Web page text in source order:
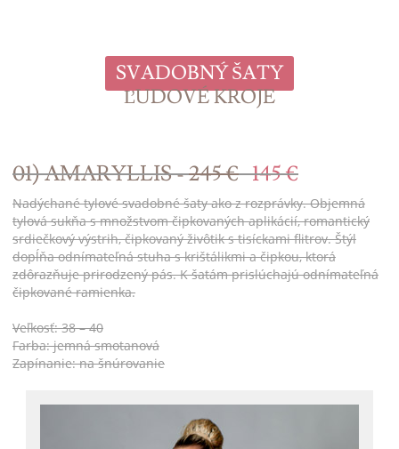
SVADOBNÝ ŠATY
ĽUDOVÉ KROJE
01) AMARYLLIS -245 € 145 €
Nadýchané tylové svadobné šaty ako z rozprávky. Objemná
tylová sukňa s množstvom čipkovaných aplikácií, romantický
srdiečkový výstrih, čipkovaný živôtik s tisíckami flitrov. Štýl
dopĺňa odnímateľná stuha s krištálikmi a čipkou, ktorá
zdôrazňuje prirodzený pás. K šatám prislúchajú odnímateľná
čipkované ramienka.
Veľkosť: 38 – 40
Farba: jemná smotanová
Zapínanie: na šnúrovanie